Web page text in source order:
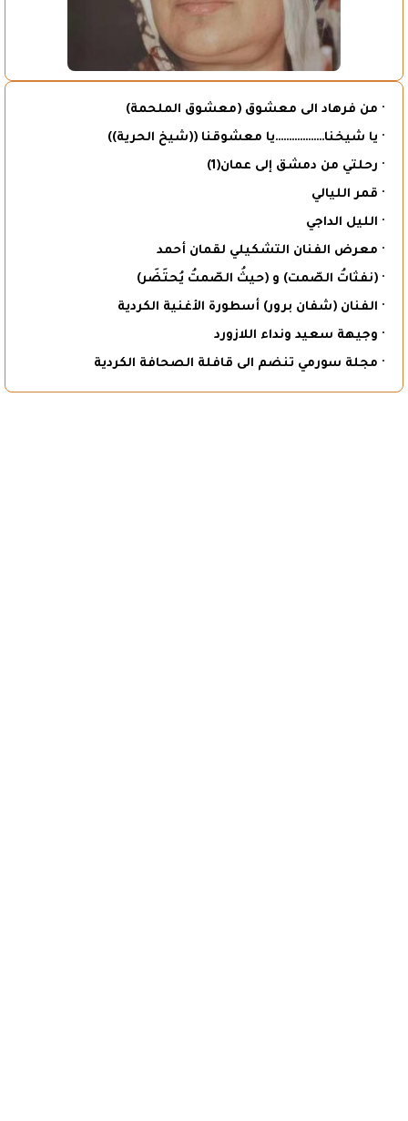
· من فرهاد الى معشوق (معشوق الملحمة)
· يا شيخنا………………يا معشوقنا ((شيخ الحرية))
· رحلتي من دمشق إلى عمان(1)
· قمر الليالي
· الليل الداجي
· معرض الفنان التشكيلي لقمان أحمد
· (نفثاتُ الصّمت) و (حيثُ الصّمتُ يُحتَضَر)
· الفنان (شفان برور) أسطورة الأغنية الكردية
· وجيهة سعيد ونداء اللازورد
· مجلة سورمي تنضم الى قافلة الصحافة الكردية